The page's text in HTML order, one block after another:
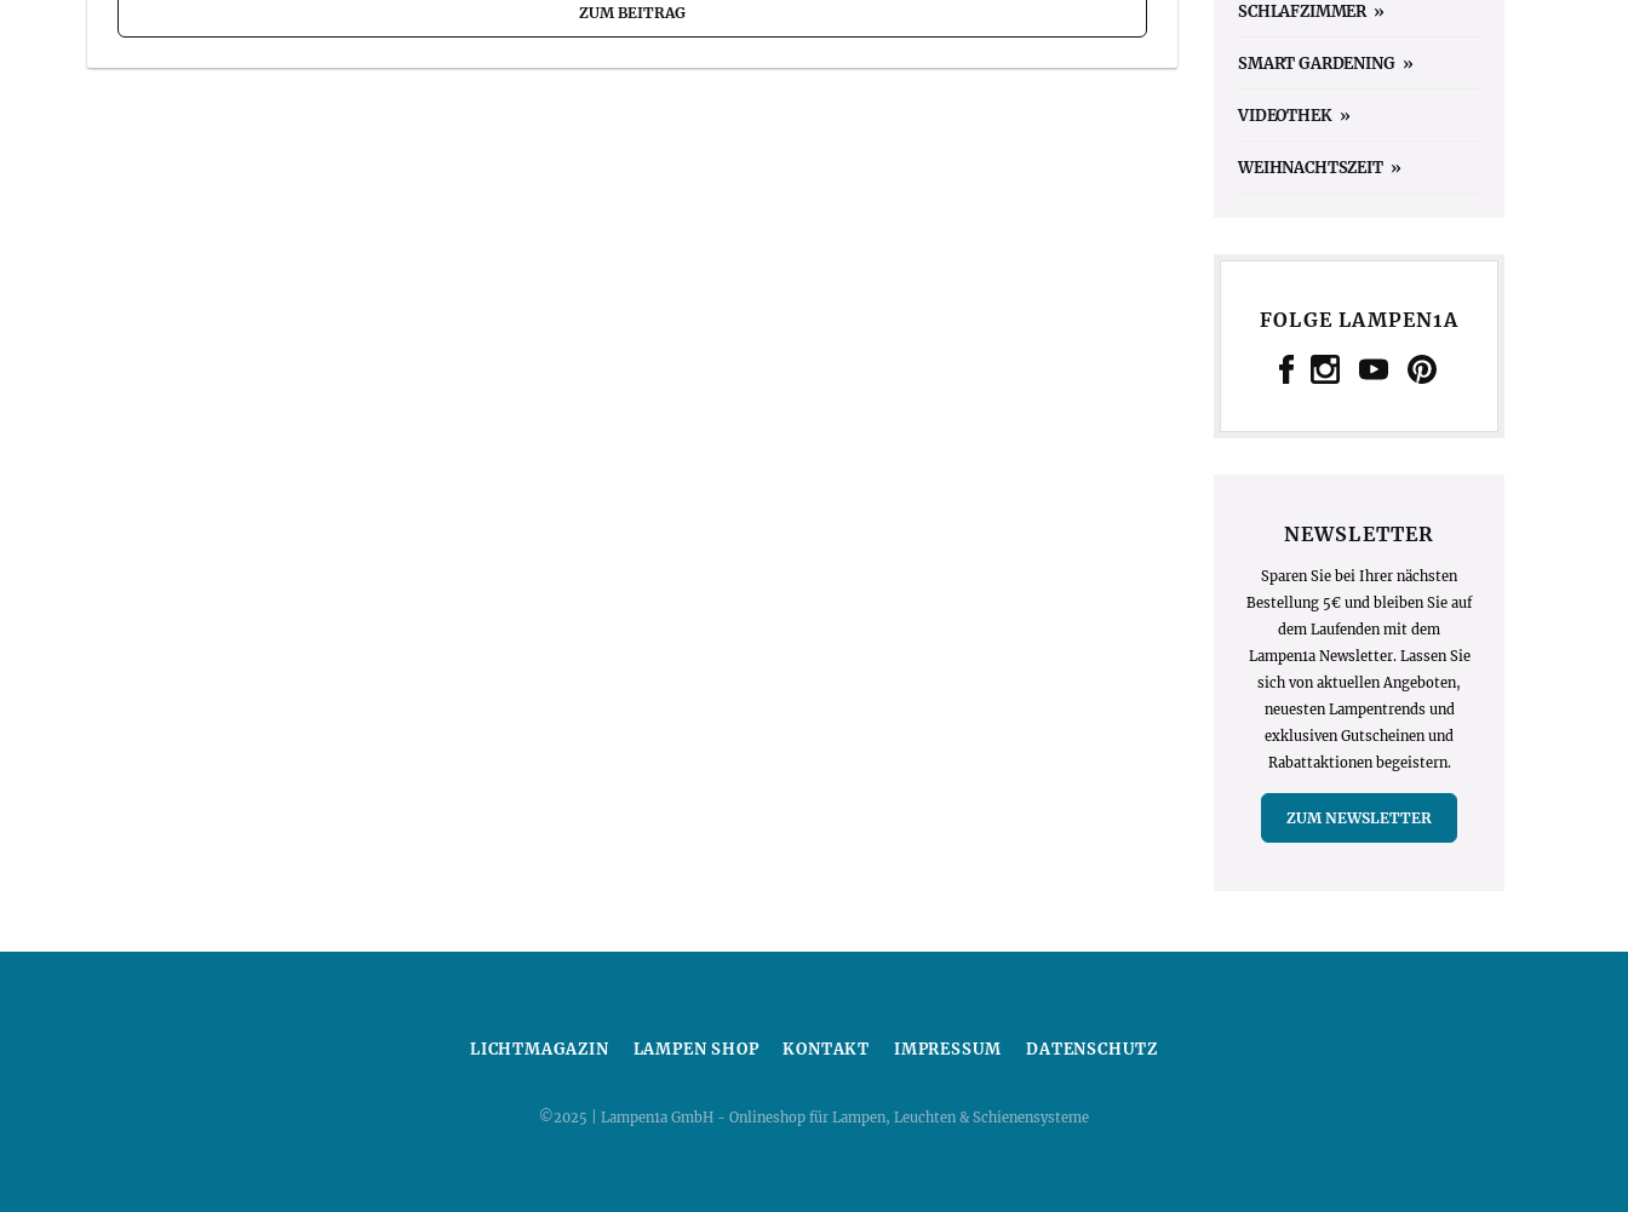
ZUM BEITRAG SCHLAFZIMMER
SMART GARDENING
VIDEOTHEK
WEIHNACHTSZEIT
FOLGE LAMPEN1A
NEWSLETTER
Sparen Sie bei Ihrer nächsten
Bestellung 5€ und bleiben Sie auf
dem Laufenden mit dem
Lampen1a Newsletter. Lassen Sie
sich von aktuellen Angeboten,
neuesten Lampentrends und
exklusiven Gutscheinen und
Rabattaktionen begeistern.
ZUM NEWSLETTER
LICHTMAGAZIN LAMPEN SHOP KONTAKT IMPRESSUM DATENSCHUTZ
©2025 | Lampen1a GmbH - Onlineshop für Lampen, Leuchten & Schienensysteme